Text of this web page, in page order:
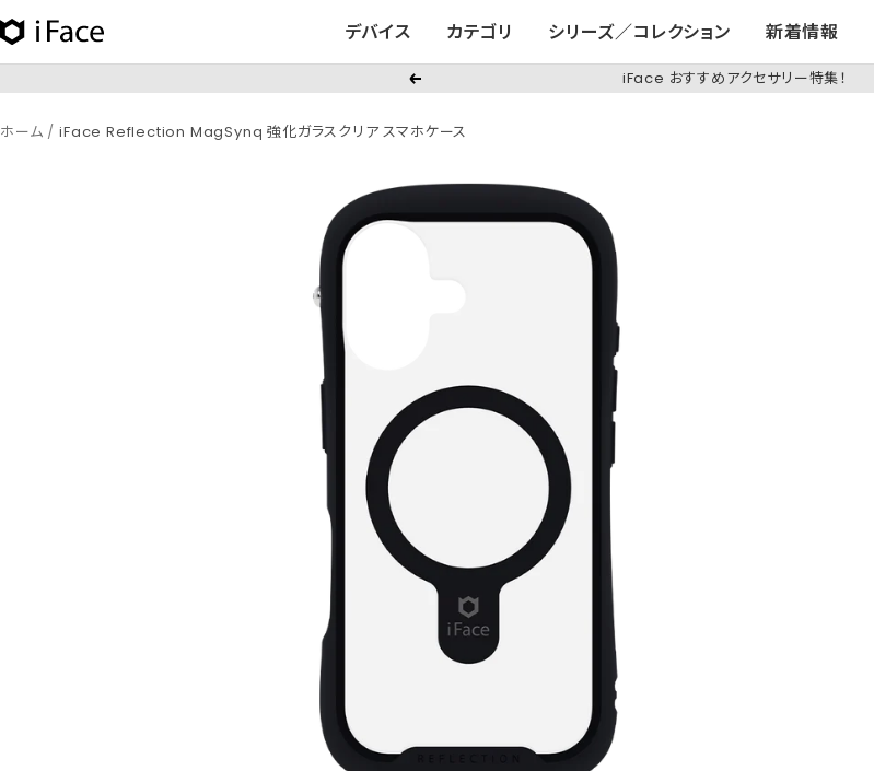
コ
ン
ツ
デバイス カテゴリ シリーズ／コレクション 新着情報
iFace
日
本
公
戻
iFace おすすめアクセサリー特集！
ホーム iFace Reflection MagSynq 強化ガラスクリア スマホケース